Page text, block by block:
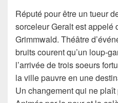
Réputé pour être un tueur
sorceleur Geralt est appelé
Grimmwald. Théâtre
bruits courent qu’un loup-
l’arrivée de trois soeurs
la ville pauvre en une
Un changement qui ne